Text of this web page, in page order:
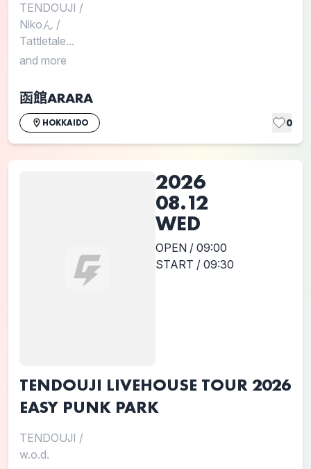
TENDOUJI /
Nikoん /
Tattletale...
and more
函館ARARA
HOKKAIDO 0
2026
08.12
WED
OPEN / 09:00
START / 09:30
TENDOUJI LIVEHOUSE TOUR 2026
EASY PUNK PARK
TENDOUJI /
w.o.d.